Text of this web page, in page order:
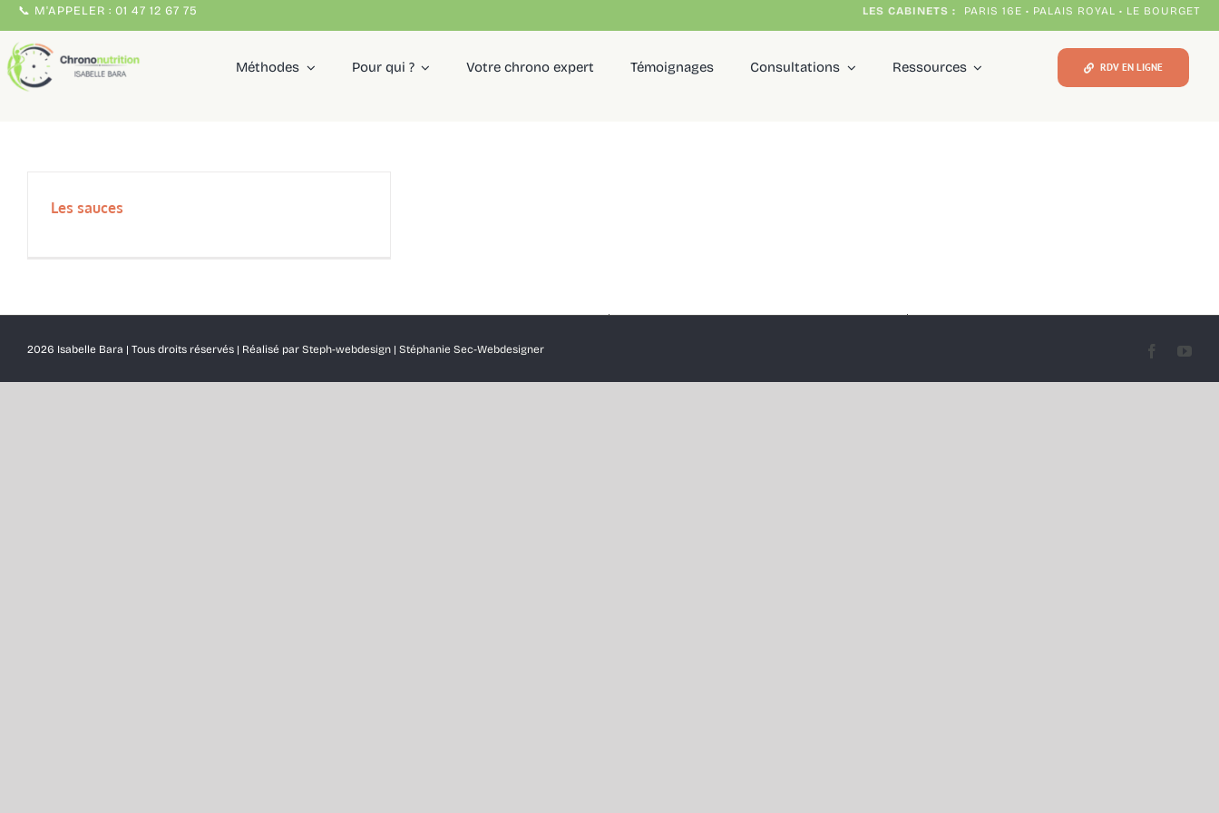
Passer
au
contenu
📞 M'APPELER : 01 47 12 67 75 LES CABINETS : PARIS 16E • PALAIS ROYAL • LE BOURGET
Méthodes Pour qui ? Votre chrono expert Témoignages Consultations Ressources RDV EN LIGNE
Les sauces
2026 Isabelle Bara | Tous droits réservés | Réalisé par Steph-webdesign | Stéphanie Sec-Webdesigner Facebook